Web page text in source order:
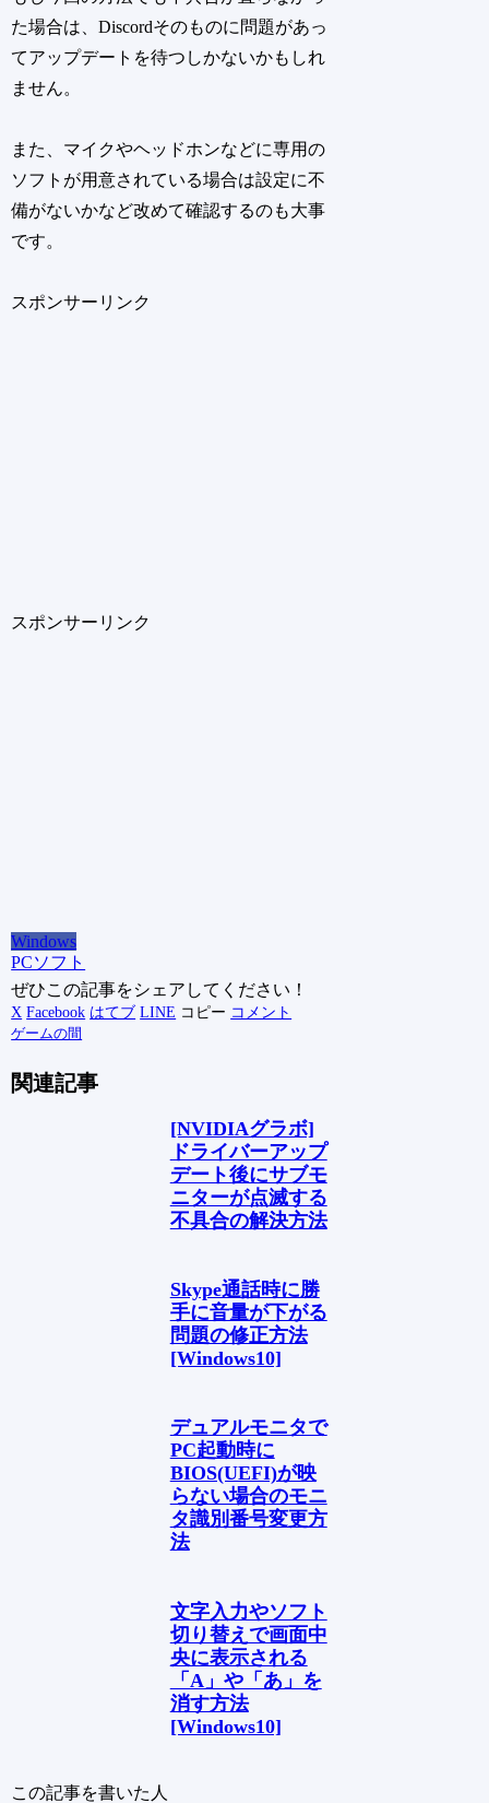
た場合は、Discordそのものに問題があっ
てアップデートを待つしかないかもしれ
ません。
また、マイクやヘッドホンなどに専用の
ソフトが用意されている場合は設定に不
備がないかなど改めて確認するのも大事
です。
スポンサーリンク
スポンサーリンク
Windows
PCソフト
ぜひこの記事をシェアしてください！
X Facebook はてブ LINE コピー コメント
ゲームの間
関連記事
[NVIDIAグラボ]
ドライバーアップ
デート後にサブモ
ニターが点滅する
不具合の解決方法
Skype通話時に勝
手に音量が下がる
問題の修正方法
[Windows10]
デュアルモニタで
PC起動時に
BIOS(UEFI)が映
らない場合のモニ
タ識別番号変更方
法
文字入力やソフト
切り替えで画面中
央に表示される
「A」や「あ」を
消す方法
[Windows10]
この記事を書いた人